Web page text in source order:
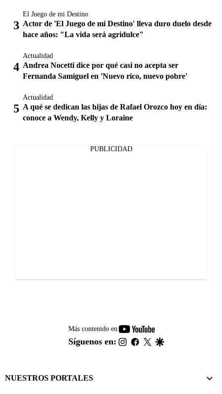
El Juego de mi Destino
Actor de 'El Juego de mi Destino' lleva duro duelo desde
hace años: "La vida será agridulce"
Actualidad
Andrea Nocetti dice por qué casi no acepta ser
Fernanda Samiguel en 'Nuevo rico, nuevo pobre'
Actualidad
A qué se dedican las hijas de Rafael Orozco hoy en día:
conoce a Wendy, Kelly y Loraine
PUBLICIDAD
Más contenido en
youtube-
footer
Síguenos en: instagram
facebook
twitter
NUESTROS PORTALES